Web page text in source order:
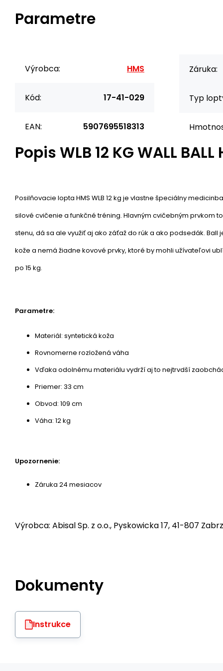
Parametre
Výrobca: HMS
Kód: 17-41-029
EAN: 5907695518313
Záruka:
Typ
PopisWLB 12 KG WALL BALL
Posilňovacie lopta HMS WLB 12 kg je vlastne špeciálny
silové cvičenie a funkčné tréning. Hlavným cvičebným prvkom
stenu, dá sa ale využiť aj ako záťaž do rúk a ako podsedák. Ball
kože a nemá žiadne kovové prvky, ktoré by mohli užívateľovi
po 15 kg.
Parametre:
Materiál: syntetická koža
Rovnomerne rozložená váha
Vďaka odolnému materiálu vydrží aj to nejtrvdší
Priemer: 33 cm
Obvod: 109 cm
Váha: 12 kg
Upozornenie:
Záruka 24 mesiacov
Výrobca: Abisal Sp. z o.o., Pyskowicka 17, 41-807
Dokumenty
Instrukce